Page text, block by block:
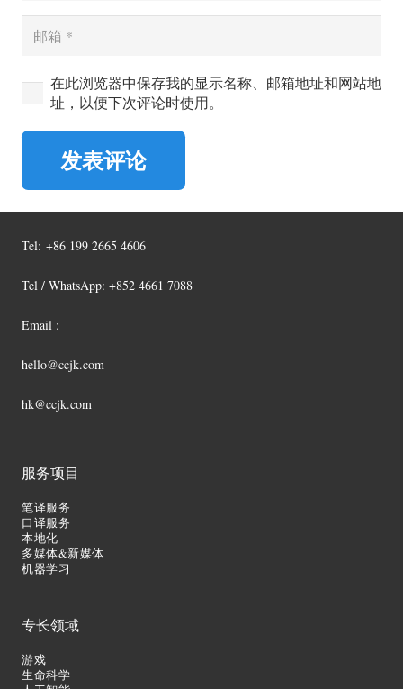
在此浏览器中保存我的显示名称、邮箱地址和网站地
址，以便下次评论时使用。
发表评论
Tel: +86 199 2665 4606
Tel / WhatsApp: +852 4661 7088
Email :
hello@ccjk.com
hk@ccjk.com
服务项目
笔译服务
口译服务
本地化
多媒体&新媒体
机器学习
专长领域
游戏
生命科学